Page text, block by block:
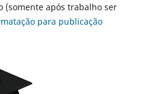
(somente após trabalho ser
para publicação